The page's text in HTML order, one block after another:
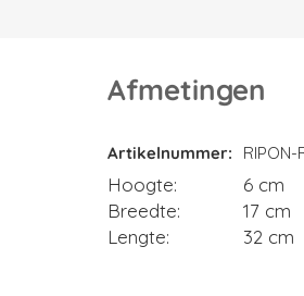
Afmetingen
Afmetingen
Artikelnummer RIPON-
Hoogte
6 cm
Breedte
17 cm
Lengte
32 cm